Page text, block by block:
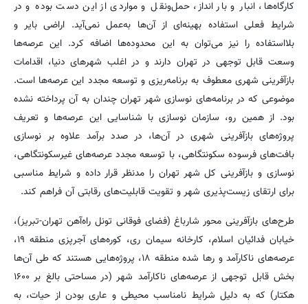
کارگاه‌ها، انبار و بار انداز، حمل‌ونقل و مواردی از این دست بوده و در
شرایط فعلی استفاده بهینه‌ای از آن‌ها به‌عمل نمی‌آید. اراضی بایر و
بلااستفاده را نیز می‌توان به این محدوده‌ها اضافه کرد. این عرصه‌ها
وسعت قابل توجهی در تهران دارند و در اغلب شهرهای دنیا، اقدامات
بازآفرینی شهری معطوف به برنامه‌ریزی و توسعه مجدد این عرصه‌ها است.
موضوعی که در برنامه‌های نوسازی شهر تهران چندان به آن پرداخته نشده
بود. از همین رو، سازمان نوسازی با شناسایی این عرصه‌ها و تعریف
پروژه‌های بازآفرینی شهری در آن‌ها، در صدد برآمد علاوه بر نوسازی
بافت‌های فرسوده سکونتگاهی، با توسعه مجدد عرصه‌های غیرسکونتگاهی،
نوسازی و بازآفرینی کل شهر تهران را مدنظر قرار داده و شرایط مناسبی
برای ارتقای زیست‌پذیری شهر و تقویت قابلیت‌های رقابتی آن فراهم کند.
طرح‌های بازآفرینی محور شارباغ (فضای فوقانی تونل راه‌آهن تهران-تبریز)،
خیابان فدائیان اسلام، کارخانه سیمان ری، کوره‌های آجرپزی منطقه ۱۹،
عرصه‌های ناکارآمد و رها شده منطقه ۱۸، پروژه‌هایی هستند که طی آن‌ها
بخش قابل توجهی از عرصه‌های ناکارآمد شهر (در مساحتی بالغ بر ۱۶۰۰
هکتار) که به دلیل شرایط نامناسب محیطی و عاری بودن از حیات، به